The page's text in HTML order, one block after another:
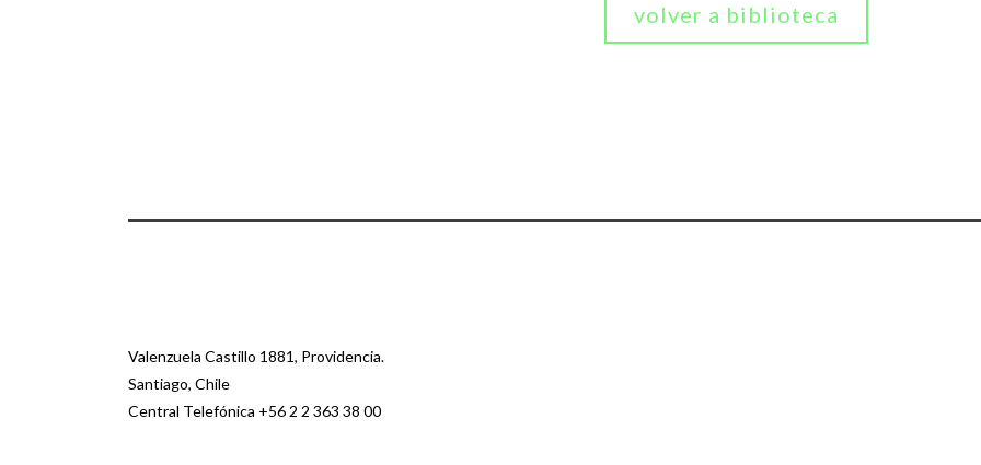
volver a biblioteca
Valenzuela Castillo 1881, Providencia.
Santiago, Chile
Central Telefónica +56 2 2 363 38 00